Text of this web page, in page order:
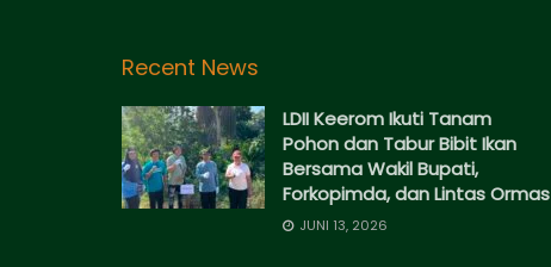
Recent News
LDII Keerom Ikuti Tanam
Pohon dan Tabur Bibit Ikan
Bersama Wakil Bupati,
Forkopimda, dan Lintas Ormas
JUNI 13, 2026